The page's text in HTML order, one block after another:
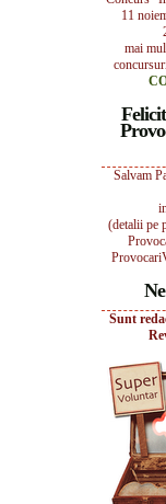
11
mai
Salvam
(detalii pe
Sunt